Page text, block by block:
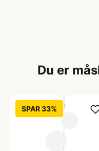
Du er
SPAR 33%